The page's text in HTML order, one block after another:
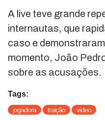
A live teve grande
internautas, que
caso e
momento, João
sobre as acusações.
Tags:
jogadora traição vídeo